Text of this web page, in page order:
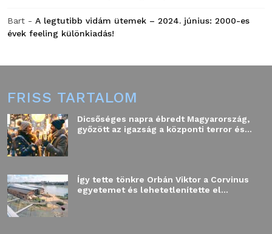
Bart - A legtutibb vidám ütemek – 2024. június: 2000-es
évek feeling különkiadás!
FRISS TARTALOM
Dicsőséges napra ébredt Magyarország,
győzött az igazság a központi terror és...
Így tette tönkre Orbán Viktor a Corvinus
egyetemet és lehetetlenítette el...